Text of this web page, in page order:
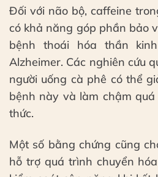
Đối với não bộ, caffeine
có khả năng góp phần bảo
bệnh thoái hóa thần
Alzheimer. Các nghiên cứu
người uống cà phê có thể
bệnh này và làm chậm
thức.
Một số bằng chứng cũng
hỗ trợ quá trình chuyển